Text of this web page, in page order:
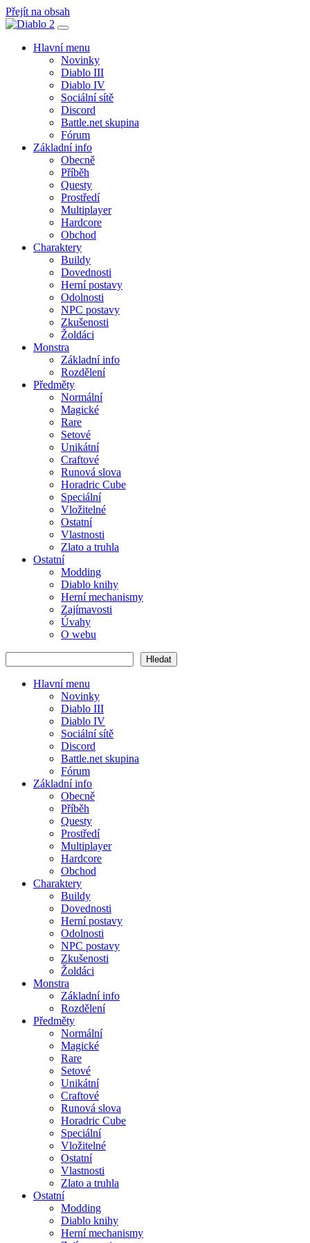
Přejít na obsah
Hlavní
navigace
Hlavní menu
Novinky
Diablo III
Diablo IV
Sociální sítě
Discord
Battle.net skupina
Fórum
Základní info
Obecně
Příběh
Questy
Prostředí
Multiplayer
Hardcore
Obchod
Charaktery
Buildy
Dovednosti
Herní postavy
Odolnosti
NPC postavy
Zkušenosti
Žoldáci
Monstra
Základní info
Rozdělení
Předměty
Normální
Magické
Rare
Setové
Unikátní
Craftové
Runová slova
Horadric Cube
Speciální
Vložitelné
Ostatní
Vlastnosti
Zlato a truhla
Ostatní
Modding
Diablo knihy
Herní mechanismy
Zajímavosti
Úvahy
O webu
Hledat
Hlavní menu
Novinky
Diablo III
Diablo IV
Sociální sítě
Discord
Battle.net skupina
Fórum
Základní info
Obecně
Příběh
Questy
Prostředí
Multiplayer
Hardcore
Obchod
Charaktery
Buildy
Dovednosti
Herní postavy
Odolnosti
NPC postavy
Zkušenosti
Žoldáci
Monstra
Základní info
Rozdělení
Předměty
Normální
Magické
Rare
Setové
Unikátní
Craftové
Runová slova
Horadric Cube
Speciální
Vložitelné
Ostatní
Vlastnosti
Zlato a truhla
Ostatní
Modding
Diablo knihy
Herní mechanismy